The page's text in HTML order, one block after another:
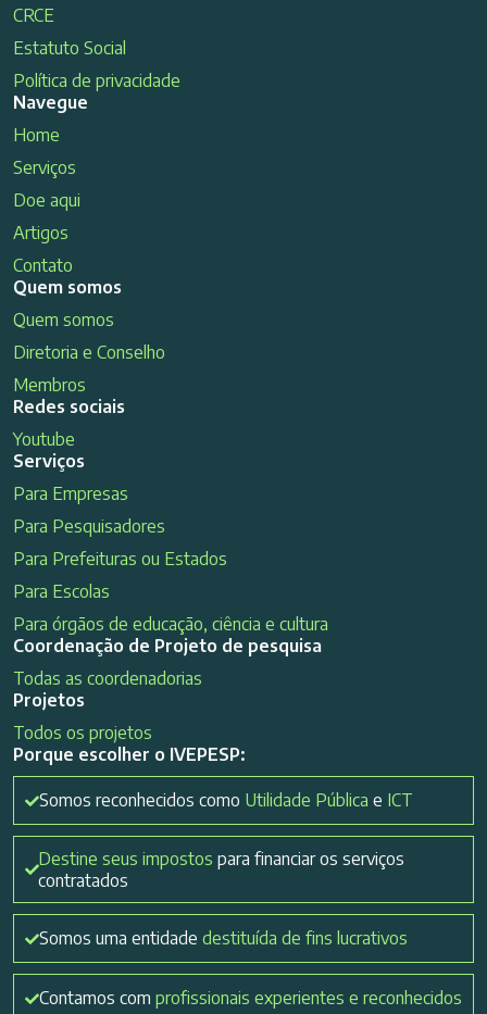
CRCE
Estatuto Social
Política de privacidade
Navegue
Home
Serviços
Doe aqui
Artigos
Contato
Quem somos
Quem somos
Diretoria e Conselho
Membros
Redes sociais
Youtube
Serviços
Para Empresas
Para Pesquisadores
Para Prefeituras ou Estados
Para Escolas
Para órgãos de educação, ciência e cultura
Coordenação de Projeto de pesquisa
Todas as coordenadorias
Projetos
Todos os projetos
Porque escolher o IVEPESP:
Somos reconhecidos como Utilidade Pública e ICT
Destine seus impostos para financiar os serviços
contratados
Somos uma entidade destituída de fins lucrativos
Contamos com profissionais experientes e reconhecidos